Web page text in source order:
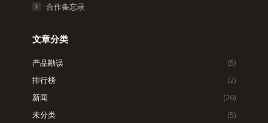
合作备忘录
文章分类
产品勘误
(5)
排行榜
(2)
新闻
(26)
未分类
(5)